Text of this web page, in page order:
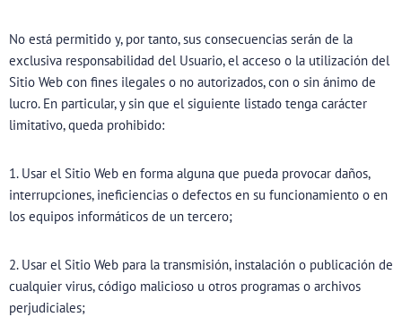
No está permitido y, por tanto, sus consecuencias serán de la
exclusiva responsabilidad del Usuario, el acceso o la utilización del
Sitio Web con fines ilegales o no autorizados, con o sin ánimo de
lucro. En particular, y sin que el siguiente listado tenga carácter
limitativo, queda prohibido:
1. Usar el Sitio Web en forma alguna que pueda provocar daños,
interrupciones, ineficiencias o defectos en su funcionamiento o en
los equipos informáticos de un tercero;
2. Usar el Sitio Web para la transmisión, instalación o publicación de
cualquier virus, código malicioso u otros programas o archivos
perjudiciales;